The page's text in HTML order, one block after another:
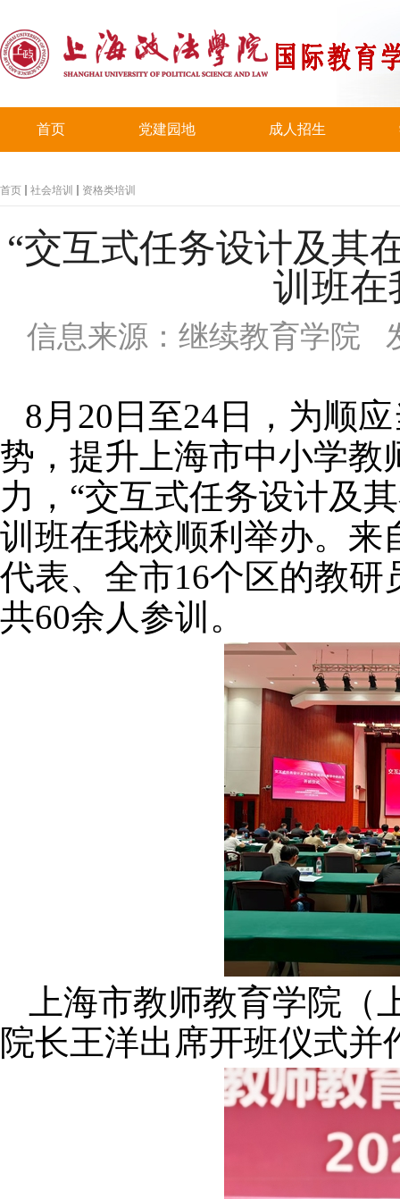
首页 党建园地 成人招生
首页 社会培训 资格类培训
“交互式任务设计及其
训班在
信息来源：继续教育学院
8 月 20 日至24 日， 为顺
势，提升上海市中小学教
力， “交互式任务设计及
训班在我校顺利举办。来
代表、全市16个区的教研
共60余人参训。
上海市教师教育学院
院长王洋出席开班仪式并